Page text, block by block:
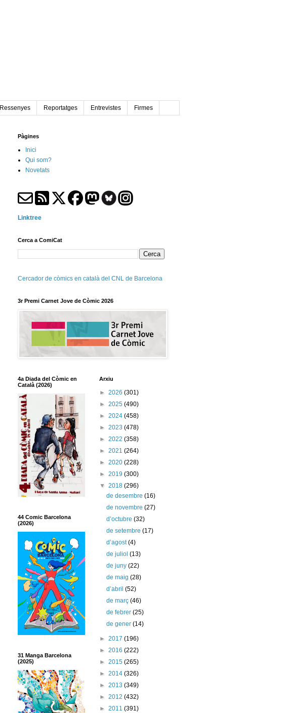
Ressenyes Reportatges Entrevistes Firmes
Pàgines
Inici
Qui som?
Novetats
Linktree
Cerca a ComiCat
Cercador de còmics en català del CNL de Barcelona
3r Premi Carnet Jove de Còmic 2026
4a Diada del Còmic en
Català (2026)
44 Comic Barcelona
(2026)
31 Manga Barcelona
(2025)
Arxiu
► 2026 (301)
► 2025 (490)
► 2024 (458)
► 2023 (478)
► 2022 (358)
► 2021 (264)
► 2020 (228)
► 2019 (300)
▼ 2018 (296)
de desembre(16)
de novembre(27)
d’octubre(32)
de setembre(17)
d’agost(4)
de juliol(13)
de juny(22)
de maig(28)
d’abril(52)
de març(46)
de febrer(25)
de gener(14)
► 2017 (196)
► 2016 (222)
► 2015 (265)
► 2014 (326)
► 2013 (349)
► 2012 (432)
► 2011 (391)